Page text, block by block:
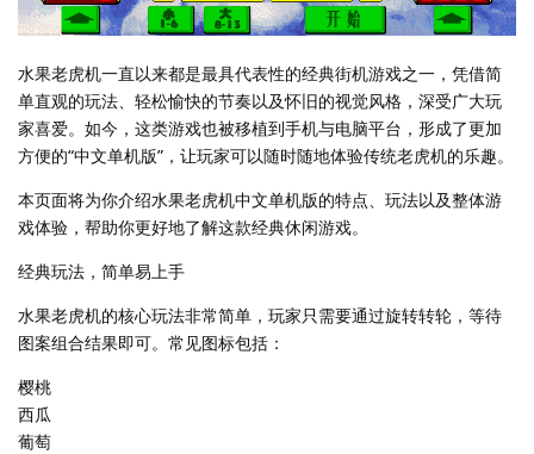
水果老虎机一直以来都是最具代表性的经典街机游戏之一，凭借简
单直观的玩法、轻松愉快的节奏以及怀旧的视觉风格，深受广大玩
家喜爱。如今，这类游戏也被移植到手机与电脑平台，形成了更加
方便的“中文单机版”，让玩家可以随时随地体验传统老虎机的乐趣。
本页面将为你介绍水果老虎机中文单机版的特点、玩法以及整体游
戏体验，帮助你更好地了解这款经典休闲游戏。
经典玩法，简单易上手
水果老虎机的核心玩法非常简单，玩家只需要通过旋转转轮，等待
图案组合结果即可。常见图标包括：
樱桃
西瓜
葡萄